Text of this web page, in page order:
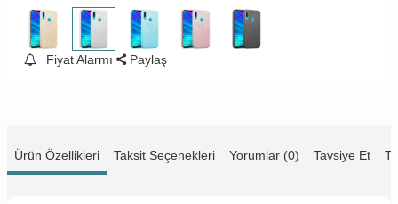
Fiyat Alarmı Paylaş
Ürün Özellikleri Taksit Seçenekleri Yorumlar (0) Tavsiye Et